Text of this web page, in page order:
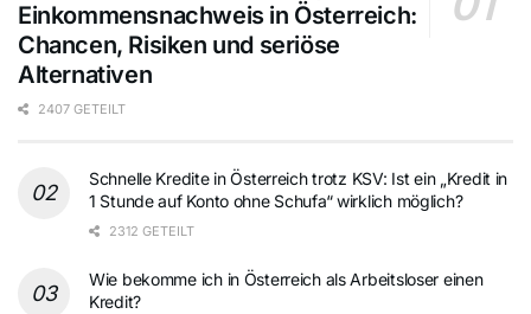
Einkommensnachweis in Österreich:
Chancen, Risiken und seriöse
Alternativen
2407 GETEILT
Schnelle Kredite in Österreich trotz KSV: Ist ein „Kredit in
1 Stunde auf Konto ohne Schufa“ wirklich möglich?
2312 GETEILT
Wie bekomme ich in Österreich als Arbeitsloser einen
Kredit?